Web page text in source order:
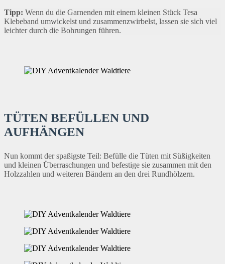
Tipp: Wenn du die Garnenden mit einem kleinen Stück Tesa
Klebeband umwickelst und zusammenzwirbelst, lassen sie sich viel
leichter durch die Bohrungen führen.
TÜTEN BEFÜLLEN UND
AUFHÄNGEN
Nun kommt der spaßigste Teil: Befülle die Tüten mit Süßigkeiten
und kleinen Überraschungen und befestige sie zusammen mit den
Holzzahlen und weiteren Bändern an den drei Rundhölzern.